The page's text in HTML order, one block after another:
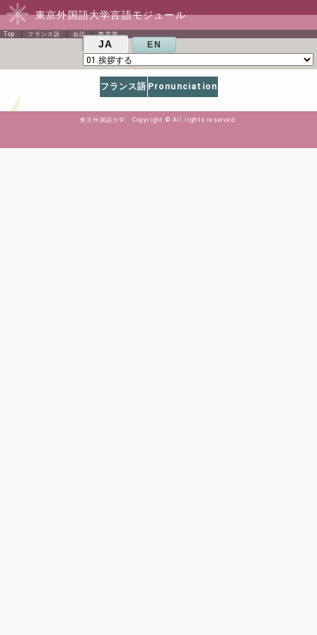
東京外国語大学言語モジュール
Top フランス語 会話 教室用
JA EN
フランス語 Pronunciation
東京外国語大学 Copyright © All rights reserved.